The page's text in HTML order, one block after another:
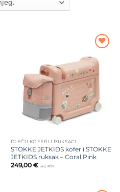
na listu
želja
DJEČJI KOFERI I RUKSACI
STOKKE JETKIDS kofer i STOKKE
JETKIDS ruksak – Coral Pink
249,00 € uklj. PDV